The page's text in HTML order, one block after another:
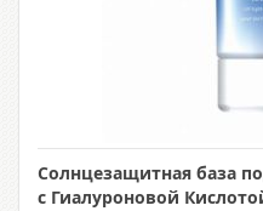
Солнцезащитная база
с Гиалуроновой